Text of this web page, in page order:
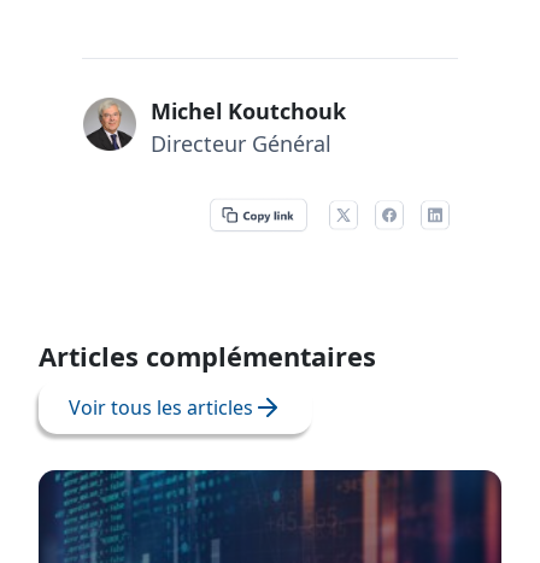
Michel Koutchouk
Directeur Général
Articles complémentaires
Voir tous les articles